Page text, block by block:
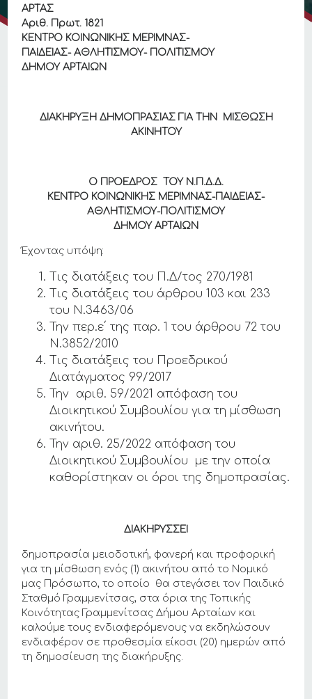
ΑΡΤΑΣ
Αριθ. Πρωτ. 1821
ΚΕΝΤΡΟ ΚΟΙΝΩΝΙΚΗΣ ΜΕΡΙΜΝΑΣ-
ΠΑΙΔΕΙΑΣ- ΑΘΛΗΤΙΣΜΟΥ- ΠΟΛΙΤΙΣΜΟΥ
ΔΗΜΟΥ ΑΡΤΑΙΩΝ
ΔΙΑΚΗΡΥΞΗ ΔΗΜΟΠΡΑΣΙΑΣ ΓΙΑ ΤΗΝ ΜΙΣΘΩΣΗ
ΑΚΙΝΗΤΟΥ
Ο ΠΡΟΕΔΡΟΣ ΤΟΥ Ν.Π.Δ.Δ.
ΚΕΝΤΡΟ ΚΟΙΝΩΝΙΚΗΣ ΜΕΡΙΜΝΑΣ-ΠΑΙΔΕΙΑΣ-
ΑΘΛΗΤΙΣΜΟΥ-ΠΟΛΙΤΙΣΜΟΥ
ΔΗΜΟΥ ΑΡΤΑΙΩΝ
Έχοντας υπόψη:
Τις διατάξεις του Π.Δ/τος 270/1981
Τις διατάξεις του άρθρου 103 και 233
του Ν.3463/06
Την περ.ε΄ της παρ. 1 του άρθρου 72 του
Ν.3852/2010
Τις διατάξεις του Προεδρικού
Διατάγματος 99/2017
Την αριθ. 59/2021 απόφαση του
Διοικητικού Συμβουλίου για τη μίσθωση
ακινήτου.
Την αριθ. 25/2022 απόφαση του
Διοικητικού Συμβουλίου με την οποία
καθορίστηκαν οι όροι της δημοπρασίας.
ΔΙΑΚΗΡΥΣΣΕΙ
δημοπρασία μειοδοτική, φανερή και προφορική
για τη μίσθωση ενός (1) ακινήτου από το Νομικό
μας Πρόσωπο, το οποίο θα στεγάσει τον Παιδικό
Σταθμό Γραμμενίτσας, στα όρια της Τοπικής
Κοινότητας Γραμμενίτσας Δήμου Αρταίων και
καλούμε τους ενδιαφερόμενους να εκδηλώσουν
ενδιαφέρον σε προθεσμία είκοσι (20) ημερών από
τη δημοσίευση της διακήρυξης.